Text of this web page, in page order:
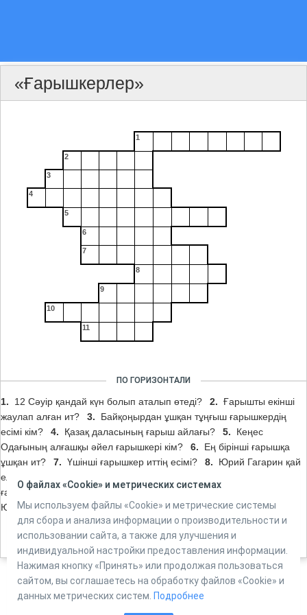
«Ғарышкерлер»
1
2
3
4
5
6
7
8
9
10
11
ПО ГОРИЗОНТАЛИ
1. 12 Сәуір қандай күн болып аталып өтеді? 2. Ғарышты екінші
жаулап алған ит?
3.
Байқоңырдан ұшқан тұңғыш ғарышкердің
есімі кім?
4. Қазақ даласының ғарыш айлағы? 5.
Кеңес
Одағының алғашқы әйел ғарышкері кім?
6.
Ең бірінші ғарышқа
ұшқан ит?
7. Үшінші ғарышкер иттің есімі? 8.
Юрий Гагарин қай
елдің азаматы?
ғарышкерінің есімі кім?
К.Е.Циолковскийдің оқушысы?
Юрий Гагариннің шақырушысы?
Powered by
Online Test Pad
О файлах «Cookie» и метрических системах
Мы используем файлы «Cookie» и метрические системы
для сбора и анализа информации о производительности и
использовании сайта, а также для улучшения и
индивидуальной настройки предоставления информации.
Нажимая кнопку «Принять» или продолжая пользоваться
сайтом, вы соглашаетесь на обработку файлов «Cookie» и
данных метрических систем. Подробнее